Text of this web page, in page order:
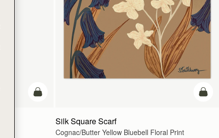
カートに追加 カー
Silk Square Scarf
Cognac/Butter Yellow Bluebell Floral Print